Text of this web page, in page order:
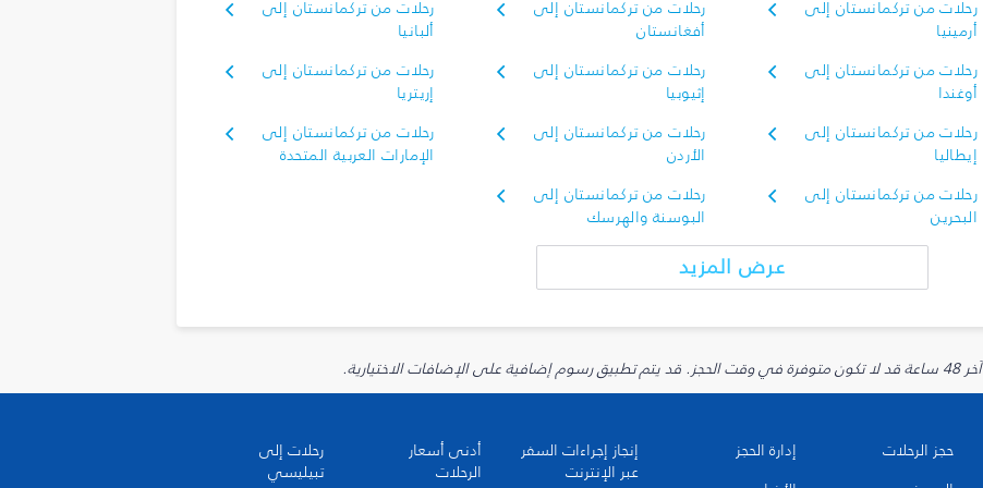
رحلات من تركمانستان إلى
أرمينيا
رحلات من تركمانستان إلى
أفغانستان
رحلات من تركمانستان إلى
ألبانيا
رحلات من تركمانستان إلى
أوغندا
رحلات من تركمانستان إلى
إثيوبيا
رحلات من تركمانستان إلى
إريتريا
رحلات من تركمانستان إلى
إيطاليا
رحلات من تركمانستان إلى
الأردن
رحلات من تركمانستان إلى
الإمارات العربية المتحدة
رحلات من تركمانستان إلى
البحرين
رحلات من تركمانستان إلى
البوسنة والهرسك
عرض المزيد
حجز الرحلات
إدارة الحجز
إنجاز إجراءات السفر
عبر الإنترنت
أدنى أسعار
الرحلات
رحلات إلى
تبيليسي